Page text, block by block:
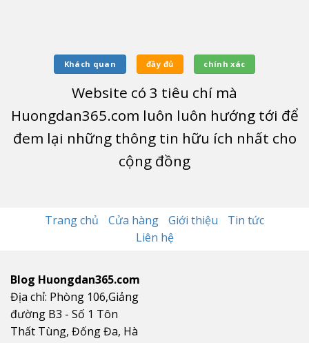
Khách quan đầy đủ chính xác
Website có 3 tiêu chí mà
Huongdan365.com luôn luôn hướng tới để
đem lại những thông tin hữu ích nhất cho
cộng đồng
Trang chủ Cửa hàng Giới thiệu
Tin tức
Liên hệ
Blog Huongdan365.com
Địa chỉ: Phòng 106,Giảng
đường B3 - Số 1 Tôn
Thất Tùng, Đống Đa, Hà